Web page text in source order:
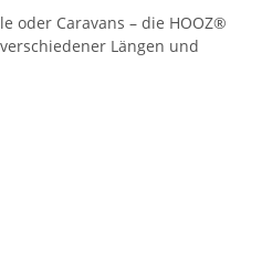
oder Caravans – die HOOZ®
Längen und